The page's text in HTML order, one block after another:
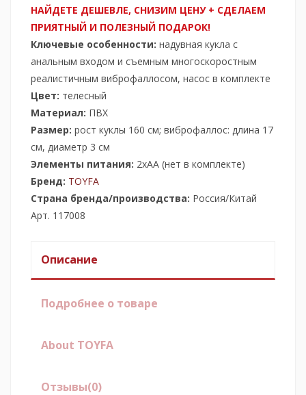
НАЙДЕТЕ ДЕШЕВЛЕ, СНИЗИМ ЦЕНУ + СДЕЛАЕМ
ПРИЯТНЫЙ И ПОЛЕЗНЫЙ ПОДАРОК!
Ключевые особенности: надувная кукла с
анальным входом и съемным многоскоростным
реалистичным виброфаллосом, насос в комплекте
Цвет: телесный
Материал: ПВХ
Размер: рост куклы 160 см; виброфаллос: длина 17
см, диаметр 3 см
Элементы питания: 2хАА (нет в комплекте)
Бренд: TOYFA
Страна бренда/производства: Россия/Китай
Арт. 117008
Описание
Подробнее о товаре
About TOYFA
Отзывы(0)